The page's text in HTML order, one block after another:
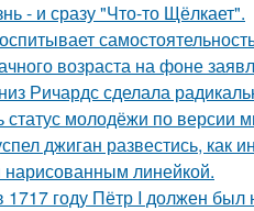
- и сразу "Что-то Щёлкает".
возраста на фоне
Ричардс сделала
статус молодёжи по версии
джиган развестись, как
нарисованным линейкой.
году Пётр I должен был